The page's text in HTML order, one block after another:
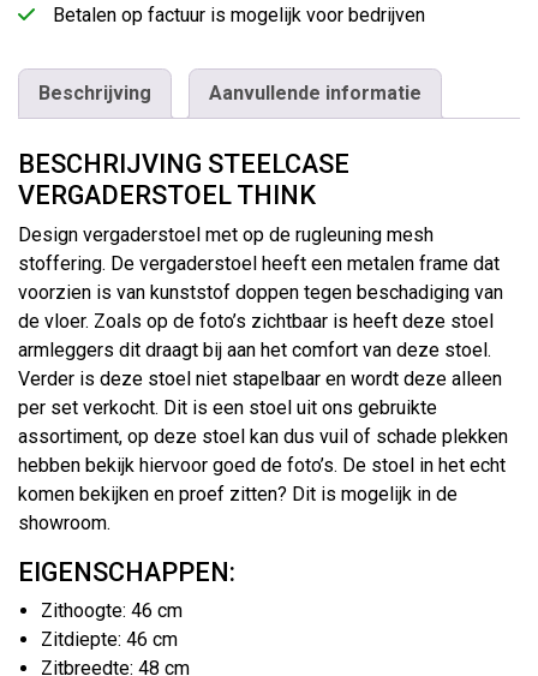
Betalen op factuur is mogelijk voor bedrijven
Beschrijving Aanvullende informatie
BESCHRIJVING STEELCASE
VERGADERSTOEL THINK
Design vergaderstoel met op de rugleuning mesh
stoffering. De vergaderstoel heeft een metalen frame dat
voorzien is van kunststof doppen tegen beschadiging van
de vloer. Zoals op de foto’s zichtbaar is heeft deze stoel
armleggers dit draagt bij aan het comfort van deze stoel.
Verder is deze stoel niet stapelbaar en wordt deze alleen
per set verkocht. Dit is een stoel uit ons gebruikte
assortiment, op deze stoel kan dus vuil of schade plekken
hebben bekijk hiervoor goed de foto’s. De stoel in het echt
komen bekijken en proef zitten? Dit is mogelijk in de
showroom.
EIGENSCHAPPEN:
Zithoogte: 46 cm
Zitdiepte: 46 cm
Zitbreedte: 48 cm